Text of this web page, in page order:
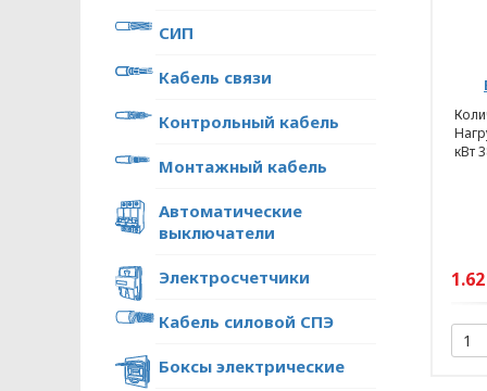
СИП
Кабель связи
Контрольный кабель
Монтажный кабель
Автоматические
выключатели
Электросчетчики
Кабель силовой СПЭ
Боксы электрические
кВт
1.62